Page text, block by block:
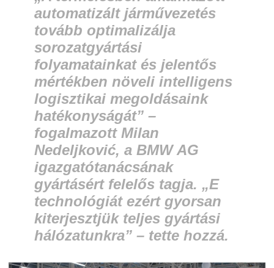
automatizált járművezetés
tovább optimalizálja
sorozatgyártási
folyamatainkat és jelentős
mértékben növeli intelligens
logisztikai megoldásaink
hatékonyságát” –
fogalmazott Milan
Nedeljković, a BMW AG
igazgatótanácsának
gyártásért felelős tagja. „E
technológiát ezért gyorsan
kiterjesztjük teljes gyártási
hálózatunkra” – tette hozzá.